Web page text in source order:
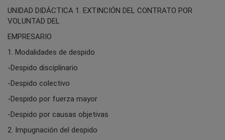
UNIDAD DIDÁCTICA 1. EXTINCIÓN DEL CONTRATO POR
VOLUNTAD DEL
EMPRESARIO
1. Modalidades de despido
-Despido disciplinario
-Despido colectivo
-Despido por fuerza mayor
-Despido por causas objetivas
2. Impugnación del despido